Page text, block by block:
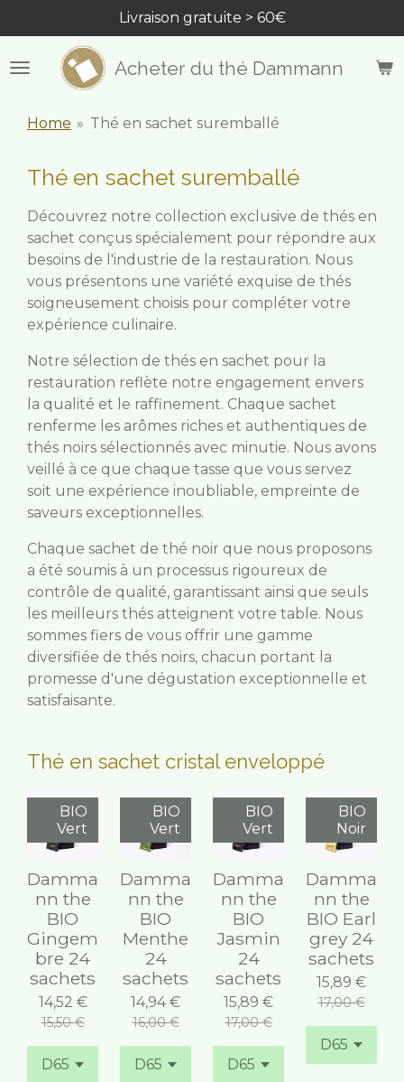
au
contenu
principal
Acheter du thé Dammann
Livraison gratuite > 60€
Home » Thé en sachet suremballé
Thé en sachet suremballé
Découvrez notre collection exclusive de thés en
sachet conçus spécialement pour répondre aux
besoins de l'industrie de la restauration. Nous
vous présentons une variété exquise de thés
soigneusement choisis pour compléter votre
expérience culinaire.
Notre sélection de thés en sachet pour la
restauration reflète notre engagement envers
la qualité et le raffinement. Chaque sachet
renferme les arômes riches et authentiques de
thés noirs sélectionnés avec minutie. Nous avons
veillé à ce que chaque tasse que vous servez
soit une expérience inoubliable, empreinte de
saveurs exceptionnelles.
Chaque sachet de thé noir que nous proposons
a été soumis à un processus rigoureux de
contrôle de qualité, garantissant ainsi que seuls
les meilleurs thés atteignent votre table. Nous
sommes fiers de vous offrir une gamme
diversifiée de thés noirs, chacun portant la
promesse d'une dégustation exceptionnelle et
satisfaisante.
Thé en sachet cristal enveloppé
BIO
Vert
Damma
nn the
BIO
Gingem
bre 24
sachets
14,52 €
15,50 €
BIO
Vert
Damma
nn the
BIO
Menthe
24
sachets
14,94 €
16,00 €
BIO
Vert
Damma
nn the
BIO
Jasmin
24
sachets
15,89 €
17,00 €
BIO
Noir
Damma
nn the
BIO Earl
grey 24
sachets
15,89 €
17,00 €